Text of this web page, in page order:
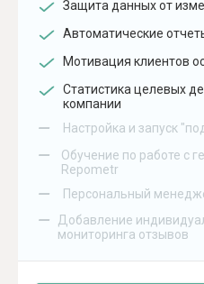
Защита данных от
Автоматические
Мотивация клиентов
Статистика целевых
компании
– Настройка и запуск
–
Обучение по работе с
Repometr
– Персональный
–
Добавление
мониторинга отзывов